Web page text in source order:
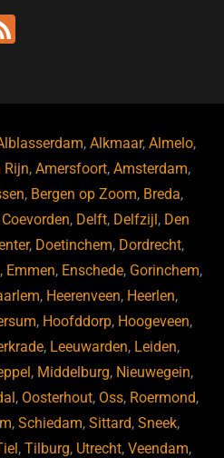
,Alkmaar,Almelo,
Rijn,Amersfoort,Amsterdam,
, Bergen op Zoom, Breda,
Coevorden, Delft, Delfzijl , Den
, Doetinchem, Dordrecht,
, Emmen, Enschede, Gorinchem,
, Heerenveen, Heerlen,
, Hoofddorp, Hoogeveen,
, Leeuwarden, Leiden,
, Middelburg, Nieuwegein,
, Oosterhout, Oss, Roermond,
, Schiedam, Sittard, Sneek,
,Tilburg, Utrecht,Veendam,